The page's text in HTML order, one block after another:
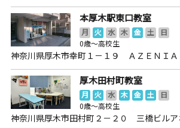
本厚木駅東口教室
月 火 水 木 金 土
日
0歳～高校生
神奈川県厚木市幸町１－１９ ＡＺＥＮＩ
厚木田村町教室
月 火 水 木 金 土
日
0歳～高校生
神奈川県厚木市田村町２－２０ 三橋ビルア